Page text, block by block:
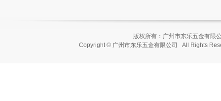
版权所有：广州市东乐五金有
Copyright © 广州市东乐五金有限公司 All Rights